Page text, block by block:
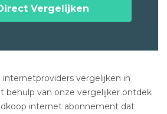
Vergelijken
vergelijken in
behulp van onze vergelijker ontdek
internet abonnement dat